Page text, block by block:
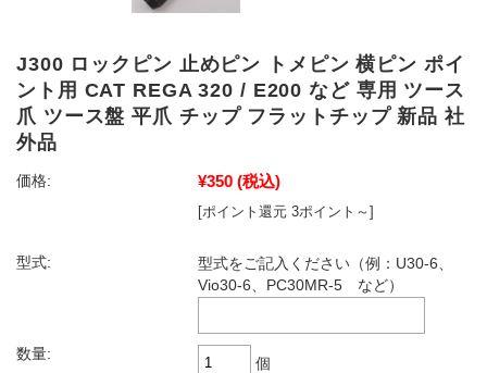
J300 ロックピン 止めピン トメピン 横ピン ポイ
ント用 CAT REGA 320 / E200 など 専用 ツース
爪 ツース盤 平爪 チップ フラットチップ 新品 社
外品
価格: ¥350 (税込)
[ポイント還元 3ポイント～]
型式:
型式をご記入ください（例：U30-6、
Vio30-6、PC30MR-5 など）
数量:
個